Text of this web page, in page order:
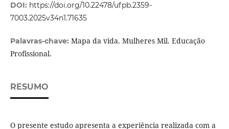
DOI: https://doi.org/10.22478/ufpb.2359-
7003.2025v34n1.71635
Palavras-chave: Mapa da vida. Mulheres Mil. Educação
Profissional.
RESUMO
O presente estudo apresenta a experiência realizada com a